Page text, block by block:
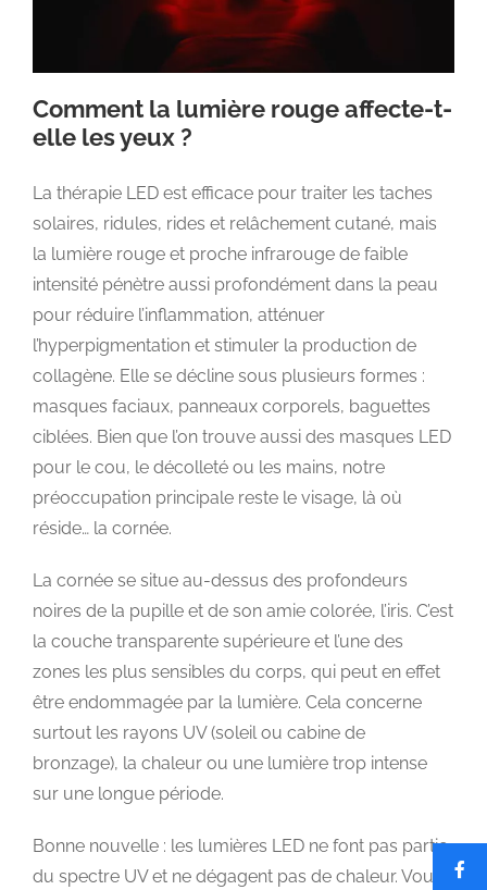
Comment la lumière rouge affecte-t-
elle les yeux ?
La thérapie LED est efficace pour traiter les taches
solaires, ridules, rides et relâchement cutané, mais
la lumière rouge et proche infrarouge de faible
intensité pénètre aussi profondément dans la peau
pour réduire l’inflammation, atténuer
l’hyperpigmentation et stimuler la production de
collagène. Elle se décline sous plusieurs formes :
masques faciaux, panneaux corporels, baguettes
ciblées. Bien que l’on trouve aussi des masques LED
pour le cou, le décolleté ou les mains, notre
préoccupation principale reste le visage, là où
réside… la cornée.
La cornée se situe au-dessus des profondeurs
noires de la pupille et de son amie colorée, l’iris. C’est
la couche transparente supérieure et l’une des
zones les plus sensibles du corps, qui peut en effet
être endommagée par la lumière. Cela concerne
surtout les rayons UV (soleil ou cabine de
bronzage), la chaleur ou une lumière trop intense
sur une longue période.
Bonne nouvelle : les lumières LED ne font pas partie
du spectre UV et ne dégagent pas de chaleur. Vous